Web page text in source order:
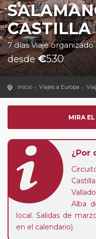
CASTILLA
7 días Viaje
desde€530
Inicio Viajes a Europa
MIRA
¿Por
Alba
local. Salidas de
en el calendario).